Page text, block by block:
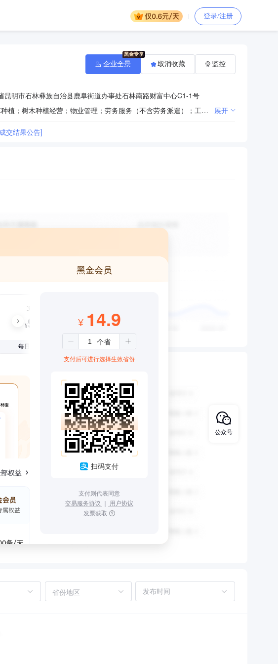
登录/注册
昆明市石林彝族自治县鹿阜街道办事处石林南路财富中心C1-1号
一般项目：园林绿化工程施工；城市绿化管理；花卉种植；花卉绿植租借与代管理；草种植；树木种植经营；物业管理；劳务服务（不含劳务派遣）；工程管理服务；住宅水电安装维护服务；家政服务；专业保洁、清洗、消毒服务。（除依法须经批准的项目外，凭营业执照依法自主开展经营活动） 展开
交结果公告]
企业全景 取消收藏 监控
黑金会员
3个月
¥99
每日仅1.08元
权益
¥ 14.9
支付后可进行选择生效省份
扫码支付
支付则代表同意
交易服务协议 ｜ 用户协议
发票获取
省份地区
公众号